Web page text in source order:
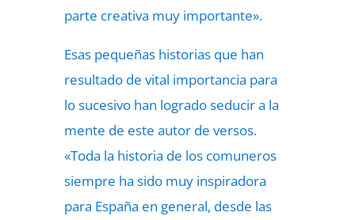
parte creativa muy importante».
Esas pequeñas historias que han
resultado de vital importancia para
lo sucesivo han logrado seducir a la
mente de este autor de versos.
«Toda la historia de los comuneros
siempre ha sido muy inspiradora
para España en general, desde las